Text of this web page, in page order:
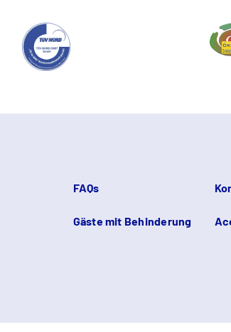
FAQs
Gäste mit Behinderung